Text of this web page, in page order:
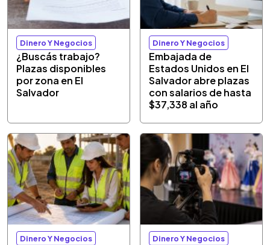
Dinero Y Negocios
¿Buscás trabajo?
Plazas disponibles
por zona en El
Salvador
Dinero Y Negocios
Embajada de
Estados Unidos en El
Salvador abre plazas
con salarios de hasta
$37,338 al año
Dinero Y Negocios Dinero Y Negocios